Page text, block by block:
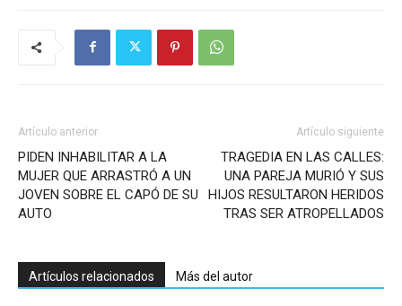
Artículo anterior
PIDEN INHABILITAR A LA
MUJER QUE ARRASTRÓ A UN
JOVEN SOBRE EL CAPÓ DE SU
AUTO
Artículo siguiente
TRAGEDIA EN LAS CALLES:
UNA PAREJA MURIÓ Y SUS
HIJOS RESULTARON HERIDOS
TRAS SER ATROPELLADOS
Artículos relacionados Más del autor